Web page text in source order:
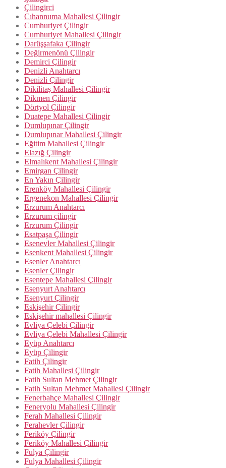
Çilingirci
Cıhannuma Mahallesi Çilingir
Cumhuriyet Çilingir
Cumhuriyet Mahallesi Çilingir
Darüşşafaka Çilingir
Değirmenönü Çilingir
Demirci Çilingir
Denizli Anahtarcı
Denizli Çilingir
Dikilitaş Mahallesi Çilingir
Dikmen Çilingir
Dörtyol Çilingir
Duatepe Mahallesi Çilingir
Dumlupınar Çilingir
Dumlupınar Mahallesi Çilingir
Eğitim Mahallesi Çilingir
Elazığ Çilingir
Elmalıkent Mahallesi Çilingir
Emirgan Çilingir
En Yakın Çilingir
Erenköy Mahallesi Çilingir
Ergenekon Mahallesi Çilingir
Erzurum Anahtarcı
Erzurum çilingir
Erzurum Çilingir
Esatpaşa Çilingir
Esenevler Mahallesi Çilingir
Esenkent Mahallesi Çilingir
Esenler Anahtarcı
Esenler Çilingir
Esentepe Mahallesi Çilingir
Esenyurt Anahtarcı
Esenyurt Çilingir
Eskişehir Çilingir
Eskişehir mahallesi Çilingir
Evliya Çelebi Çilingir
Evliya Çelebi Mahallesi Çilingir
Eyüp Anahtarcı
Eyüp Çilingir
Fatih Çilingir
Fatih Mahallesi Çilingir
Fatih Sultan Mehmet Çilingir
Fatih Sultan Mehmet Mahallesi Çilingir
Fenerbahçe Mahallesi Çilingir
Feneryolu Mahallesi Çilingir
Ferah Mahallesi Çilingir
Ferahevler Çilingir
Feriköy Çilingir
Feriköy Mahallesi Çilingir
Fulya Çilingir
Fulya Mahallesi Çilingir